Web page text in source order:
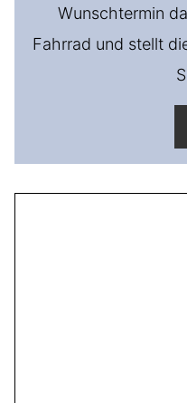
Wunschtermin
Fahrrad und stellt